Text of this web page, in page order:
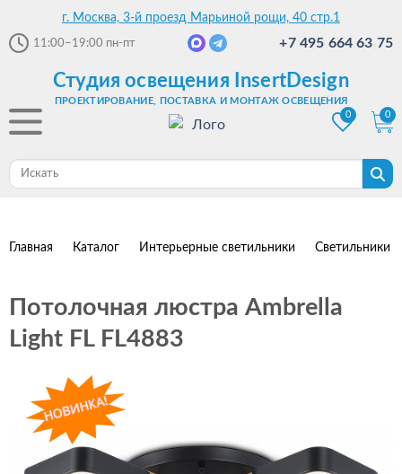
г. Москва, 3-й проезд Марьиной рощи, 40 стр.1
11:00–19:00 пн-пт +7 495 664 63 75
Студия освещения InsertDesign
ПРОЕКТИРОВАНИЕ, ПОСТАВКА И МОНТАЖ ОСВЕЩЕНИЯ
0
0
Главная Каталог Интерьерные светильники Светильники
Потолочная люстра Ambrella
Light FL FL4883